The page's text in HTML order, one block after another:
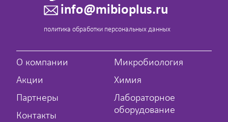
info@mibioplus.ru
политика обработки персональных данных
О компании
Акции
Партнеры
Контакты
Микробиология
Химия
Лабораторное
оборудование